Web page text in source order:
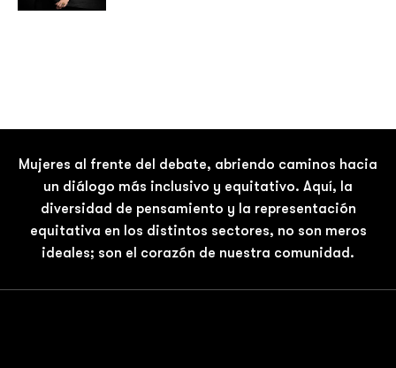
Mujeres al frente del debate, abriendo caminos hacia
un diálogo más inclusivo y equitativo. Aquí, la
diversidad de pensamiento y la representación
equitativa en los distintos sectores, no son meros
ideales; son el corazón de nuestra comunidad.